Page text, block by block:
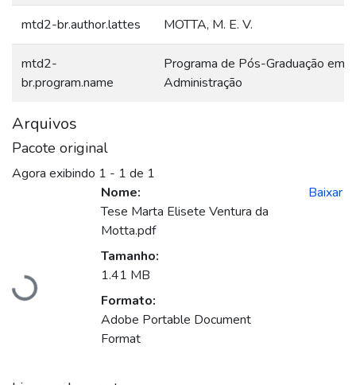
mtd2-br.author.lattes MOTTA, M. E. V.
mtd2-
br.program.name
Programa de Pós-Graduação em
Administração
Arquivos
Pacote original
Agora exibindo 1 - 1 de 1
Carregando...
Nome:
Tese Marta Elisete Ventura da
Motta.pdf
Tamanho:
1.41 MB
Formato:
Adobe Portable Document
Format
Baixar